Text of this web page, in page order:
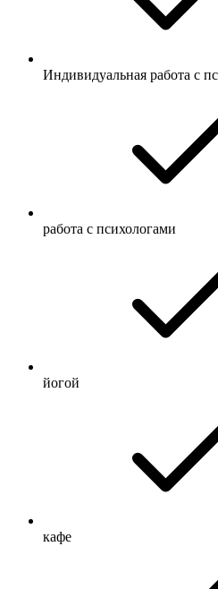
Индивидуальная работа с
работа с психологами
йогой
кафе